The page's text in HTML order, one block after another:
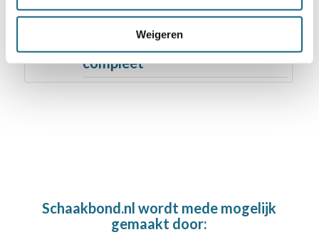
Weigeren
28 maart 2018
Deelnemersveld NJSK ABC
Assen 2018 zo goed als
compleet
Schaakbond.nl wordt mede mogelijk
gemaakt door: